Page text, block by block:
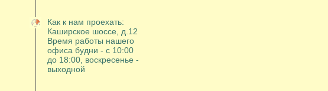
Как к нам проехать:
Каширское шоссе, д.12
Время работы нашего
офиса будни - с 10:00
до 18:00, воскресенье -
выходной